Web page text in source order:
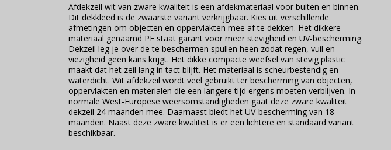
Afdekzeil wit van zware kwaliteit is een afdekmateriaal voor buiten en binnen.
Dit dekkleed is de zwaarste variant verkrijgbaar. Kies uit verschillende
afmetingen om objecten en oppervlakten mee af te dekken. Het dikkere
materiaal genaamd PE staat garant voor meer stevigheid en UV-bescherming.
Dekzeil leg je over de te beschermen spullen heen zodat regen, vuil en
viezigheid geen kans krijgt. Het dikke compacte weefsel van stevig plastic
maakt dat het zeil lang in tact blijft. Het materiaal is scheurbestendig en
waterdicht. Wit afdekzeil wordt veel gebruikt ter bescherming van objecten,
oppervlakten en materialen die een langere tijd ergens moeten verblijven. In
normale West-Europese weersomstandigheden gaat deze zware kwaliteit
dekzeil 24 maanden mee. Daarnaast biedt het UV-bescherming van 18
maanden. Naast deze zware kwaliteit is er een lichtere en standaard variant
beschikbaar.